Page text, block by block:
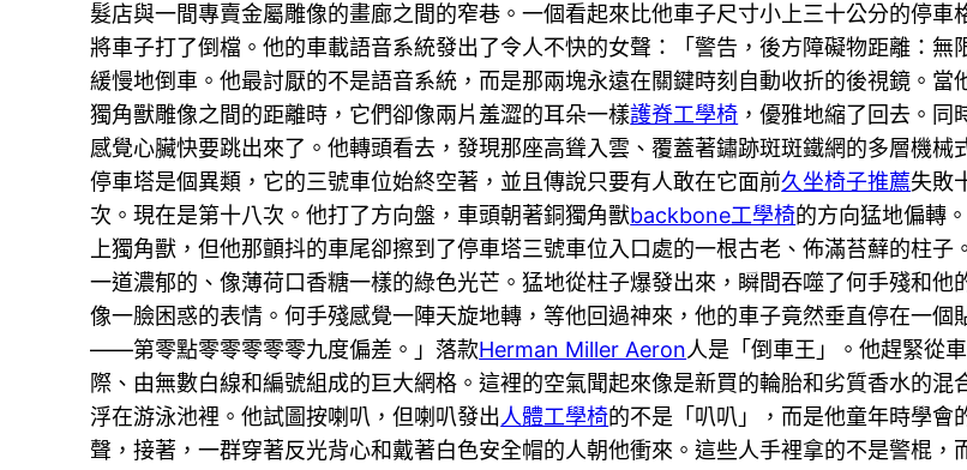
髮店與一間專賣金屬雕像的畫廊之間的窄巷。一個看起來比他車子尺寸小上三十公分的停
將車子打了倒檔。他的車載語音系統發出了令人不快的女聲：「警告，後方障礙物距離：
緩慢地倒車。他最討厭的不是語音系統，而是那兩塊永遠在關鍵時刻自動收折的後視鏡。當
獨角獸雕像之間的距離時，它們卻像兩片羞澀的耳朵一樣護脊工學椅 ，優雅地縮了回去。
感覺心臟快要跳出來了。他轉頭看去，發現那座高聳入雲、覆蓋著鏽跡斑斑鐵網的多層機
停車塔是個異類，它的三號車位始終空著，並且傳說只要有人敢在它面前久坐椅子推薦失敗
次。現在是第十八次。他打了方向盤，車頭朝著銅獨角獸backbone工學椅的方向猛地偏轉
上獨角獸，但他那顫抖的車尾卻擦到了停車塔三號車位入口處的一根古老、佈滿苔蘚的柱
一道濃郁的、像薄荷口香糖一樣的綠色光芒。猛地從柱子爆發出來，瞬間吞噬了何手殘和
像一臉困惑的表情。何手殘感覺一陣天旋地轉，等他回過神來，他的車子竟然垂直停在一
——第零點零零零零零九度偏差。」落款Herman Miller Aeron人是「倒車王」。他趕緊從
際、由無數白線和編號組成的巨大網格。這裡的空氣聞起來像是新買的輪胎和劣質香水的
浮在游泳池裡。他試圖按喇叭，但喇叭發出人體工學椅的不是「叭叭」，而是他童年時學
聲，接著，一群穿著反光背心和戴著白色安全帽的人朝他衝來。這些人手裡拿的不是警棍